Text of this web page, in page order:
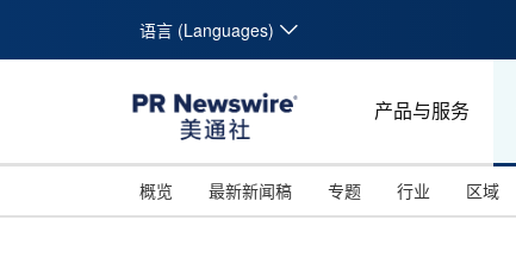
语言 (Languages)
产品与服务
概览 最新新闻稿 专题 行业 区域